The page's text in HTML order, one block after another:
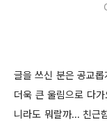
글을 쓰신 분은 공교
더욱 큰 울림으로 다
니라도 뭐랄까... 친근